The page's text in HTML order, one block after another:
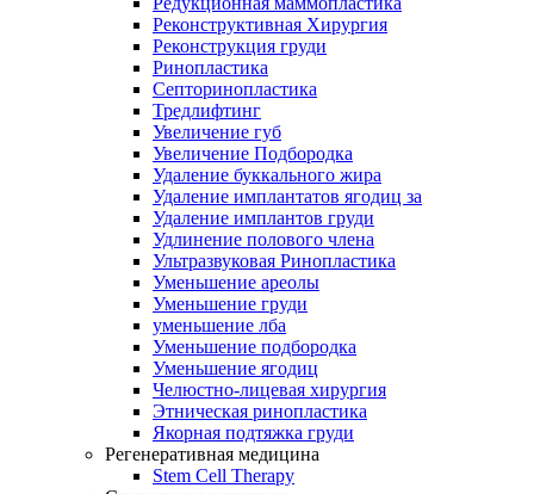
Реконструктивная Хирургия
Реконструкция груди
Ринопластика
Септоринопластика
Тредлифтинг
Увеличение губ
Увеличение Подбородка
Удаление буккального жира
Удаление имплантатов ягодиц за
Удаление имплантов груди
Удлинение полового члена
Ультразвуковая Ринопластика
Уменьшение ареолы
Уменьшение груди
уменьшение лба
Уменьшение подбородка
Уменьшение ягодиц
Челюстно-лицевая хирургия
Этническая ринопластика
Якорная подтяжка груди
Регенеративная медицина
Stem Cell Therapy